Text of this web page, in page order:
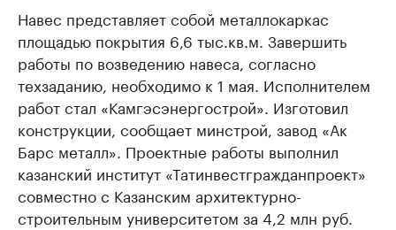
Навес представляет собой металлокаркас
площадью покрытия 6,6 тыс.кв.м. Завершить
работы по возведению навеса, согласно
техзаданию, необходимо к 1 мая. Исполнителем
работ стал «Камгэсэнергострой». Изготовил
конструкции, сообщает минстрой, завод «Ак
Барс металл». Проектные работы выполнил
казанский институт «Татинвестгражданпроект»
совместно с Казанским архитектурно-
строительным университетом за 4,2 млн руб.